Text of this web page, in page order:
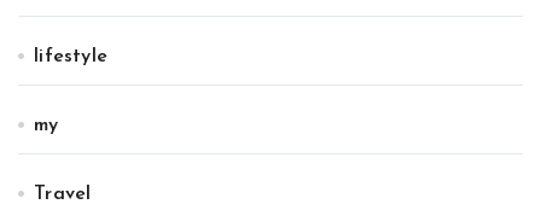
lifestyle
my
Travel